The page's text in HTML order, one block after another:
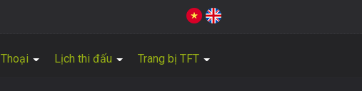
Lịch thi đấu Trang bị TFT